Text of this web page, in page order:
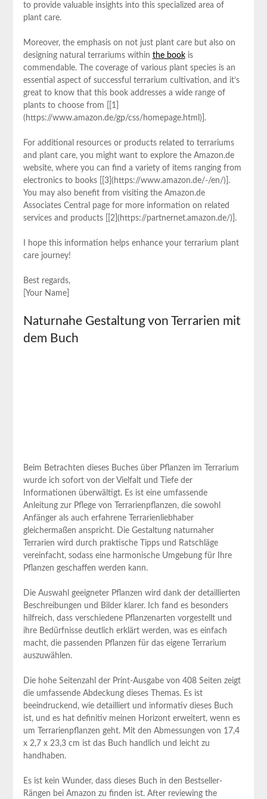
to provide valuable insights⁢ into this specialized area of
plant care.
Moreover, ⁤the ​emphasis‍ on not just ‌plant care but⁤ also on
designing natural terrariums within the bookis
commendable. The coverage of various ⁢plant species⁤ is an
essential aspect​ of successful terrarium cultivation, and it’s
great to know that this⁢ book addresses a ⁤wide range of
plants to choose ⁣from [[1]
(https://www.amazon.de/gp/css/homepage.html)].
For additional resources or products related to terrariums
and plant care, you might ​want to explore the Amazon.de‌
website,‌ where you can find a ‍variety of items ranging from
‌electronics to ⁢books⁤ [[3](https://www.amazon.de/-/en/)].
You may also benefit from visiting ⁤the Amazon.de
Associates Central page for more information‍ on related⁤
services and products [[2](https://partnernet.amazon.de/)].
I hope‌ this information helps enhance your terrarium plant
care journey!
Best regards,
[Your Name]
Naturnahe Gestaltung von Terrarien mit
dem Buch
Beim Betrachten dieses Buches‍ über Pflanzen im Terrarium
wurde ich sofort von ​der‌ Vielfalt und Tiefe der
Informationen überwältigt. Es ist eine umfassende
⁤Anleitung ⁢zur Pflege von Terrarienpflanzen, die sowohl
Anfänger als auch erfahrene ⁤Terrarienliebhaber
gleichermaßen anspricht. Die ​Gestaltung naturnaher
Terrarien wird durch praktische Tipps und Ratschläge
vereinfacht, sodass eine harmonische Umgebung für Ihre
Pflanzen geschaffen ‍werden kann.
Die Auswahl geeigneter ​Pflanzen wird dank der detaillierten
Beschreibungen und Bilder⁤ klarer. Ich fand es besonders
hilfreich, dass verschiedene ‍Pflanzenarten vorgestellt und
ihre ⁤Bedürfnisse⁤ deutlich erklärt werden,⁣ was⁤ es einfach
macht, die passenden Pflanzen für das ‌eigene Terrarium
auszuwählen.
Die hohe Seitenzahl der Print-Ausgabe von 408 Seiten zeigt
die umfassende Abdeckung dieses Themas. Es ist
⁤beeindruckend, wie detailliert und⁢ informativ dieses Buch
ist, und es ⁢hat definitiv ⁣meinen ‍Horizont erweitert, wenn⁢ es
um Terrarienpflanzen geht. Mit den Abmessungen von 17,4
x 2,7 x 23,3 cm ​ist ‍das Buch handlich⁢ und ‍leicht zu
handhaben.
Es ist kein Wunder, dass dieses Buch in⁤ den Bestseller-
Rängen bei Amazon zu finden‍ ist. After reviewing​ the